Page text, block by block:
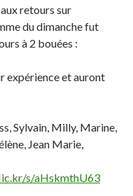
retours sur
du dimanche fut
à 2 bouées :
expérience et auront
Sylvain, Milly, Marine,
Jean Marie,
s/aHskmthU63